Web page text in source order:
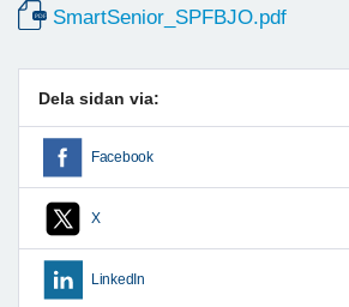
SmartSenior_SPFBJO.pdf
Dela sidan via:
Facebook
X
LinkedIn